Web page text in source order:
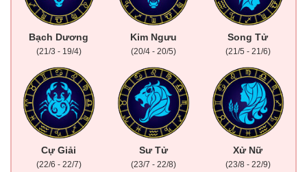
Bạch Dương
(21/3 - 19/4)
Kim Ngưu
(20/4 - 20/5)
Song Tử
(21/5 - 21/6)
Cự Giải
(22/6 - 22/7)
Sư Tử
(23/7 - 22/8)
Xử Nữ
(23/8 - 22/9)